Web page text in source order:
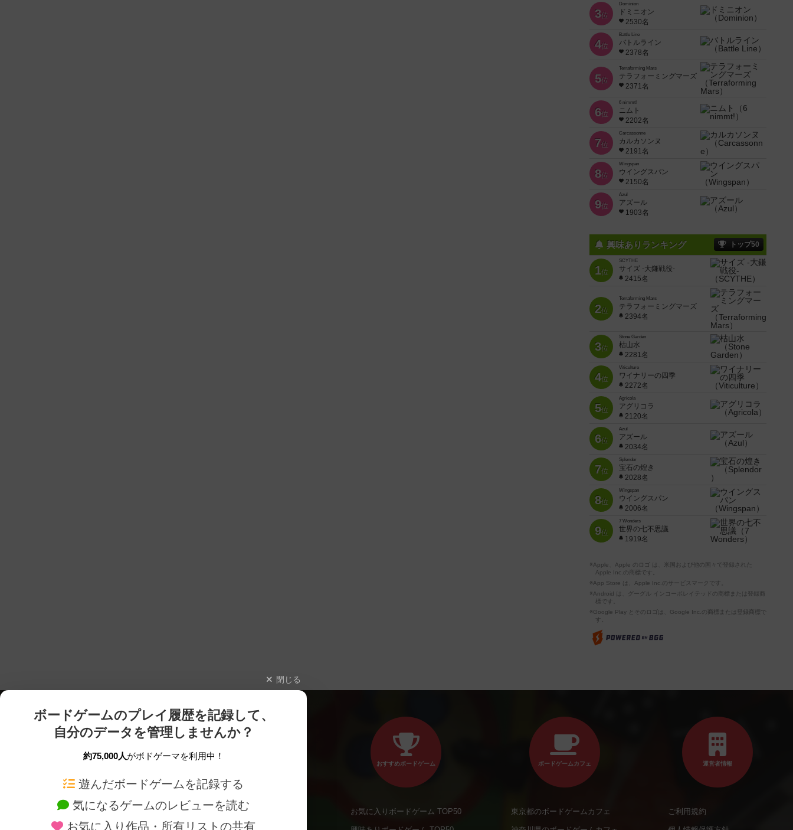
3位
Dominion
ドミニオン
2530名
4位
Battle Line
バトルライン
2378名
5位
Terraforming Mars
テラフォーミングマーズ
2371名
6位
6 nimmt!
ニムト
2202名
7位
Carcassonne
カルカソンヌ
2191名
8位
Wingspan
ウイングスパン
2150名
9位
Azul
アズール
1903名
興味ありランキング トップ50
1位
SCYTHE
サイズ -大鎌戦役-
2415名
2位
Terraforming Mars
テラフォーミングマーズ
2394名
3位
Stone Garden
枯山水
2281名
4位
Viticulture
ワイナリーの四季
2272名
5位
Agricola
アグリコラ
2120名
6位
Azul
アズール
2034名
7位
Splendor
宝石の煌き
2028名
8位
Wingspan
ウイングスパン
2006名
9位
7 Wonders
世界の七不思議
1919名
※Apple、Apple のロゴ は、米国および他の国々で登録された
Apple Inc.の商標です。
※App Store は、Apple Inc.のサービスマークです。
※Android は、グーグル インコーポレイテッドの商標または登録商
標です。
※Google Play とそのロゴは、Google Inc.の商標または登録商標で
す。
閉じる
ボードゲームのプレイ履歴を記録して、
自分のデータを管理しませんか？
約75,000人がボドゲーマを利用中！
遊んだボードゲームを記録する
気になるゲームのレビューを読む
お気に入り作品・所有リストの共有
ボードゲームを検索する 新作・再入荷情報
おすすめボードゲーム
お気に入りボードゲーム TOP50
ボードゲームカフェ
東京都のボードゲームカフェ
運営者情報
ご利用規約